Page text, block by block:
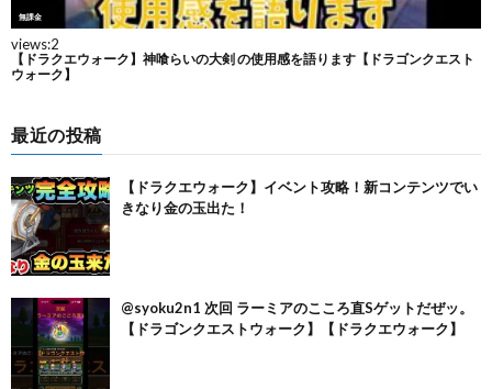
最近の投稿
【ドラクエウォーク】イベント攻略！新コンテンツでい
きなり金の玉出た！
@syoku2n1 次回 ラーミアのこころ直Sゲットだぜッ。
【ドラゴンクエストウォーク】【ドラクエウォーク】